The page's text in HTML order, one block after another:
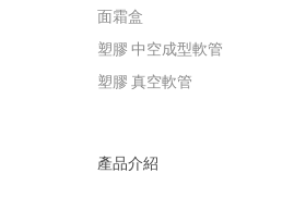
面霜盒
塑膠 中空成型軟管
塑膠 真空軟管
產品介紹